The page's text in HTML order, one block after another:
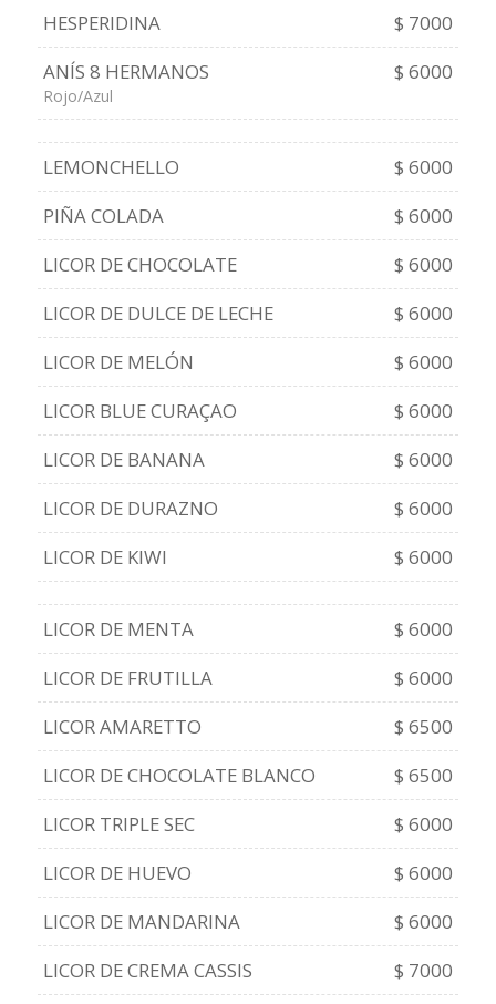
HESPERIDINA
$ 7000
ANÍS 8 HERMANOS
$ 6000
Rojo/Azul
LEMONCHELLO
$ 6000
PIÑA COLADA
$ 6000
LICOR DE CHOCOLATE
$ 6000
LICOR DE DULCE DE LECHE
$ 6000
LICOR DE MELÓN
$ 6000
LICOR BLUE CURAÇAO
$ 6000
LICOR DE BANANA
$ 6000
LICOR DE DURAZNO
$ 6000
LICOR DE KIWI
$ 6000
LICOR DE MENTA
$ 6000
LICOR DE FRUTILLA
$ 6000
LICOR AMARETTO
$ 6500
LICOR DE CHOCOLATE BLANCO
$ 6500
LICOR TRIPLE SEC
$ 6000
LICOR DE HUEVO
$ 6000
LICOR DE MANDARINA
$ 6000
LICOR DE CREMA CASSIS
$ 7000